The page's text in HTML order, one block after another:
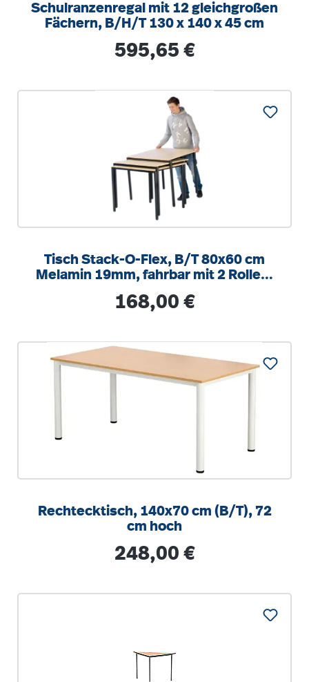
Schulranzenregal mit 12 gleichgroßen
Fächern, B/H/T 130 x 140 x 45 cm
Regulärer Preis:
595,65 €
Tisch Stack-O-Flex, B/T 80x60 cm
Melamin 19mm, fahrbar mit 2 Rollen,
Regulärer Preis:
168,00 €
Rechtecktisch, 140x70 cm (B/T), 72
cm hoch
Regulärer Preis:
248,00 €